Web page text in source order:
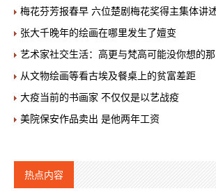
梅花芬芳报春早 六位楚剧梅花奖得主集体讲
张大千晚年的绘画在哪里发生了嬗变
艺术家社交生活：高更与梵高可能没你想的
从文物绘画等看古埃及餐桌上的贫富差距
大疫当前的书画家 不仅仅是以艺战疫
美院保安作品卖出 是他两年工资
热点内容